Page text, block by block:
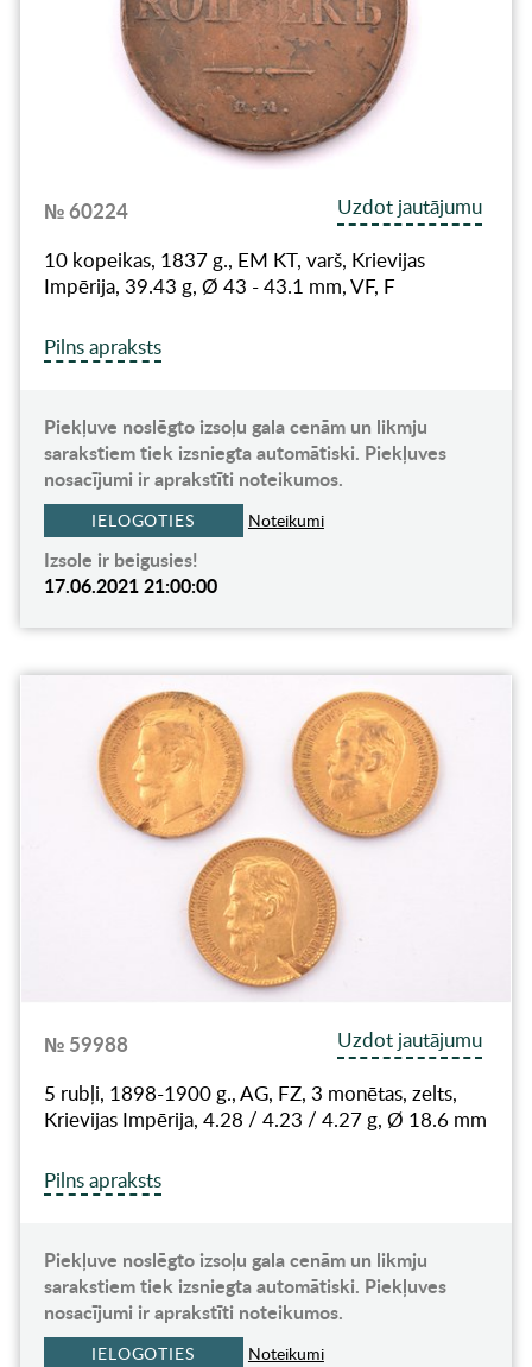
№ 60224
Uzdot jautājumu
10 kopeikas, 1837 g., EM KT, varš, Krievijas
Impērija, 39.43 g, Ø 43 - 43.1 mm, VF, F
Pilns apraksts
Piekļuve noslēgto izsoļu gala cenām un likmju
sarakstiem tiek izsniegta automātiski. Piekļuves
nosacījumi ir aprakstīti noteikumos.
IELOGOTIES Noteikumi
Izsole ir beigusies!
17.06.2021 21:00:00
№ 59988
Uzdot jautājumu
5 rubļi, 1898-1900 g., AG, FZ, 3 monētas, zelts,
Krievijas Impērija, 4.28 / 4.23 / 4.27 g, Ø 18.6 mm
Pilns apraksts
Piekļuve noslēgto izsoļu gala cenām un likmju
sarakstiem tiek izsniegta automātiski. Piekļuves
nosacījumi ir aprakstīti noteikumos.
IELOGOTIES Noteikumi